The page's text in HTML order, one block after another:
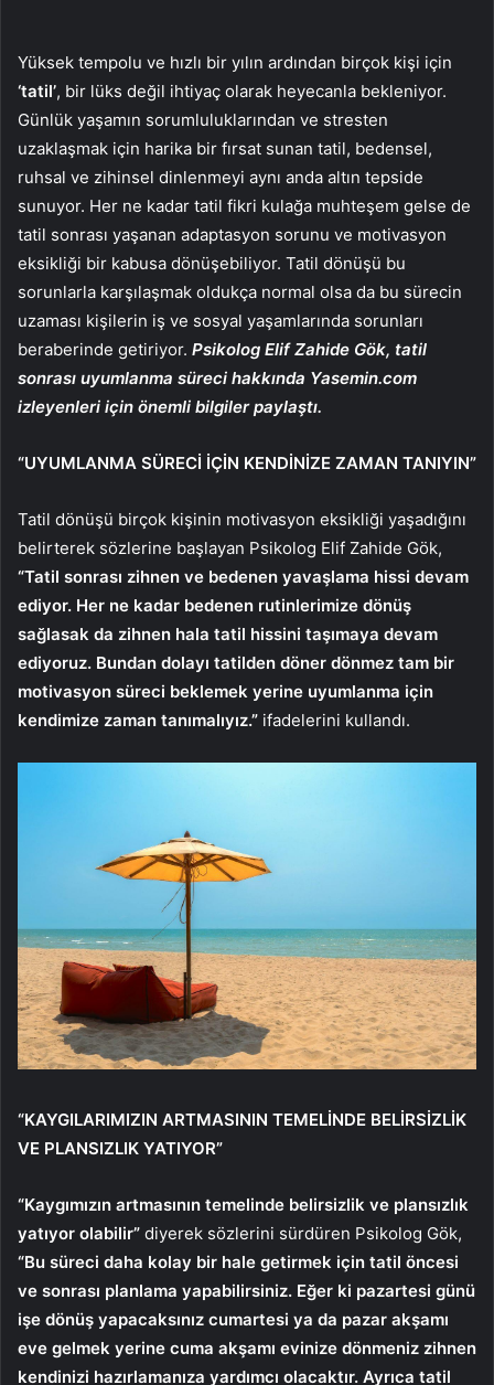
Yüksek tempolu ve hızlı bir yılın ardından birçok kişi için
‘tatil’, bir lüks değil ihtiyaç olarak heyecanla bekleniyor.
Günlük yaşamın sorumluluklarından ve stresten
uzaklaşmak için harika bir fırsat sunan tatil, bedensel,
ruhsal ve zihinsel dinlenmeyi aynı anda altın tepside
sunuyor. Her ne kadar tatil fikri kulağa muhteşem gelse de
tatil sonrası yaşanan adaptasyon sorunu ve motivasyon
eksikliği bir kabusa dönüşebiliyor. Tatil dönüşü bu
sorunlarla karşılaşmak oldukça normal olsa da bu sürecin
uzaması kişilerin iş ve sosyal yaşamlarında sorunları
beraberinde getiriyor. Psikolog Elif Zahide Gök, tatil
sonrası uyumlanma süreci hakkında Yasemin.com
izleyenleri için önemli bilgiler paylaştı.
“UYUMLANMA SÜRECİ İÇİN KENDİNİZE ZAMAN TANIYIN”
Tatil dönüşü birçok kişinin motivasyon eksikliği yaşadığını
belirterek sözlerine başlayan Psikolog Elif Zahide Gök,
“Tatil sonrası zihnen ve bedenen yavaşlama hissi devam
ediyor. Her ne kadar bedenen rutinlerimize dönüş
sağlasak da zihnen hala tatil hissini taşımaya devam
ediyoruz. Bundan dolayı tatilden döner dönmez tam bir
motivasyon süreci beklemek yerine uyumlanma için
kendimize zaman tanımalıyız.” ifadelerini kullandı.
“KAYGILARIMIZIN ARTMASININ TEMELİNDE BELİRSİZLİK
VE PLANSIZLIK YATIYOR”
“Kaygımızın artmasının temelinde belirsizlik ve plansızlık
yatıyor olabilir” diyerek sözlerini sürdüren Psikolog Gök,
“Bu süreci daha kolay bir hale getirmek için tatil öncesi
ve sonrası planlama yapabilirsiniz. Eğer ki pazartesi günü
işe dönüş yapacaksınız cumartesi ya da pazar akşamı
eve gelmek yerine cuma akşamı evinize dönmeniz zihnen
kendinizi hazırlamanıza yardımcı olacaktır. Ayrıca tatil